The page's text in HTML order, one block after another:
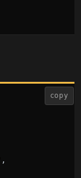
copy
,